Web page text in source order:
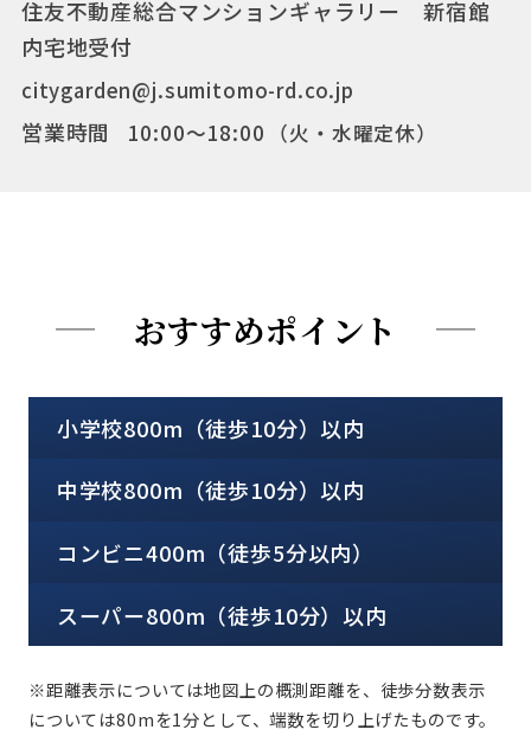
住友不動産総合マンションギャラリー 新宿館
内宅地受付
citygarden@j.sumitomo-rd.co.jp
営業時間 10:00〜18:00 （火・水曜定休）
おすすめポイント
小学校800m（徒歩10分）以内
中学校800m（徒歩10分）以内
コンビニ400m（徒歩5分以内）
スーパー800m（徒歩10分）以内
※距離表示については地図上の概測距離を、徒歩分数表示
については80mを1分として、端数を切り上げたものです。